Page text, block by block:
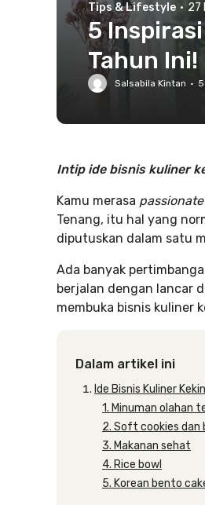
Tips & Lifestyle · 27
5
Tahun Ini!
Salsabila Kintan · 5
Intip ide bisnis kuliner
Kamu merasa passionate
Tenang, itu hal yang
diputuskan dalam satu
Ada banyak
berjalan dengan lancar
membuka bisnis kuliner
Dalam artikel ini
Ide Bisnis Kuliner
1. Minuman olahan
2. Soft cookies dan
3. Makanan sehat
4. Rice bowl
5. Korean bento